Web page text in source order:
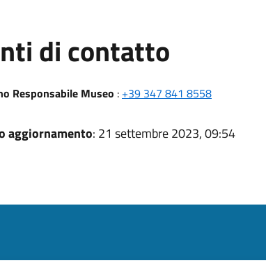
di contatto
Responsabile Museo : +39 347 841 8558
aggiornamento: 21 settembre 2023, 09:54